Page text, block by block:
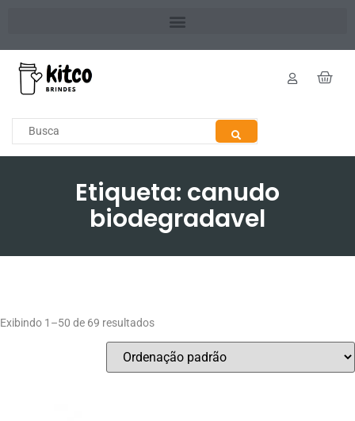
Etiqueta: canudo
biodegradavel
Exibindo 1–50 de 69 resultados